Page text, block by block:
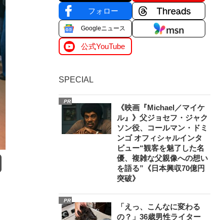
フォロー
Googleニュース
公式YouTube
SPECIAL
PR
《映画『Michael／マイケ
ル』》父ジョセフ・ジャク
ソン役、コールマン・ドミ
ンゴ オフィシャルインタ
ビュー“観客を魅了した名
優、複雑な父親像への想い
を語る”《日本興収70億円
突破》
PR
「えっ、こんなに変わる
の？」36歳男性ライター